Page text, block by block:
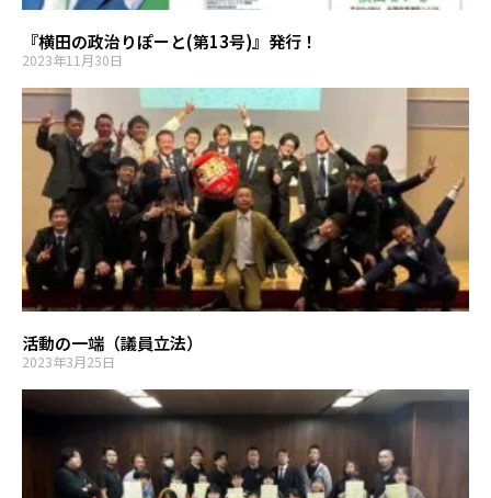
『横田の政治りぽーと(第13号)』発行！
2023年11月30日
活動の一端（議員立法）
2023年3月25日